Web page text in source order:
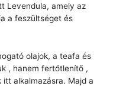
Levendula, amely az
a feszültséget és
olajok, a teafa és
, hanem fertőtlenítő ,
alkalmazásra. Majd a